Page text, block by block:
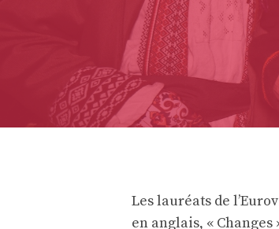
Les lauréats de
en anglais, «